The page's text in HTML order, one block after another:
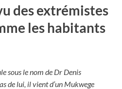
des extrémistes
les habitants
sous le nom de Dr Denis
de lui, il vient d’un Mukwege